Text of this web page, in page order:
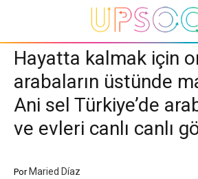
Hayatta kalmak için
arabaların üstünde
Ani sel Türkiye’de
ve evleri canlı canlı
Por Maried Díaz